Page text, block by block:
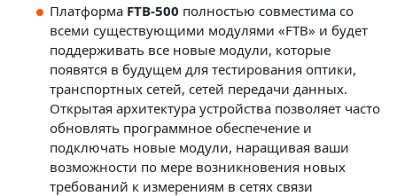
Платформа FTB-500 полностью совместима со
всеми существующими модулями «FTB» и будет
поддерживать все новые модули, которые
появятся в будущем для тестирования оптики,
транспортных сетей, сетей передачи данных.
Открытая архитектура устройства позволяет часто
обновлять программное обеспечение и
подключать новые модули, наращивая ваши
возможности по мере возникновения новых
требований к измерениям в сетях связи